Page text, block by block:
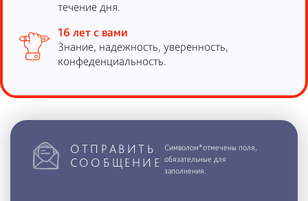
течение дня.
16 лет с вами
Знание, надежность, уверенность,
конфеденциальность.
ОТПРАВИТЬ
СООБЩЕНИЕ
Символом*отмечены поля,
обязательные для
заполнения.